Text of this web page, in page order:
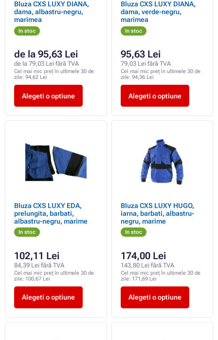
Bluza CXS LUXY DIANA,
dama, albastru-negru,
marimea
In stoc
de la 95,63 Lei
de la 79,03 Lei fără TVA
Cel mai mic preț în ultimele 30 de
zile: 94,62 Lei
Alegeti o optiune
Bluza CXS LUXY DIANA,
dama, verde-negru,
marimea
In stoc
95,63 Lei
79,03 Lei fără TVA
Cel mai mic preț în ultimele 30 de
zile: 94,36 Lei
Alegeti o optiune
Bluza CXS LUXY EDA,
prelungita, barbati,
albastru-negru, marime
In stoc
102,11 Lei
84,39 Lei fără TVA
Cel mai mic preț în ultimele 30 de
zile: 100,67 Lei
Alegeti o optiune
Bluza CXS LUXY HUGO,
iarna, barbati, albastru-
negru, marime
In stoc
174,00 Lei
143,80 Lei fără TVA
Cel mai mic preț în ultimele 30 de
zile: 171,69 Lei
Alegeti o optiune